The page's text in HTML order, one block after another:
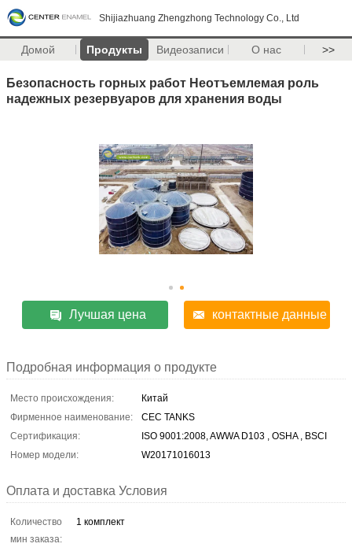
Shijiazhuang Zhengzhong Technology Co., Ltd
Домой Продукты Видеозаписи О нас >>
Безопасность горных работ Неотъемлемая роль
надежных резервуаров для хранения воды
Лучшая цена контактные данные
Подробная информация о продукте
Место происхождения:
Китай
Фирменное наименование:
CEC TANKS
Сертификация:
ISO 9001:2008, AWWA D103 , OSHA , BSCI
Номер модели:
W20171016013
Оплата и доставка Условия
Количество
мин заказа:
1 комплект